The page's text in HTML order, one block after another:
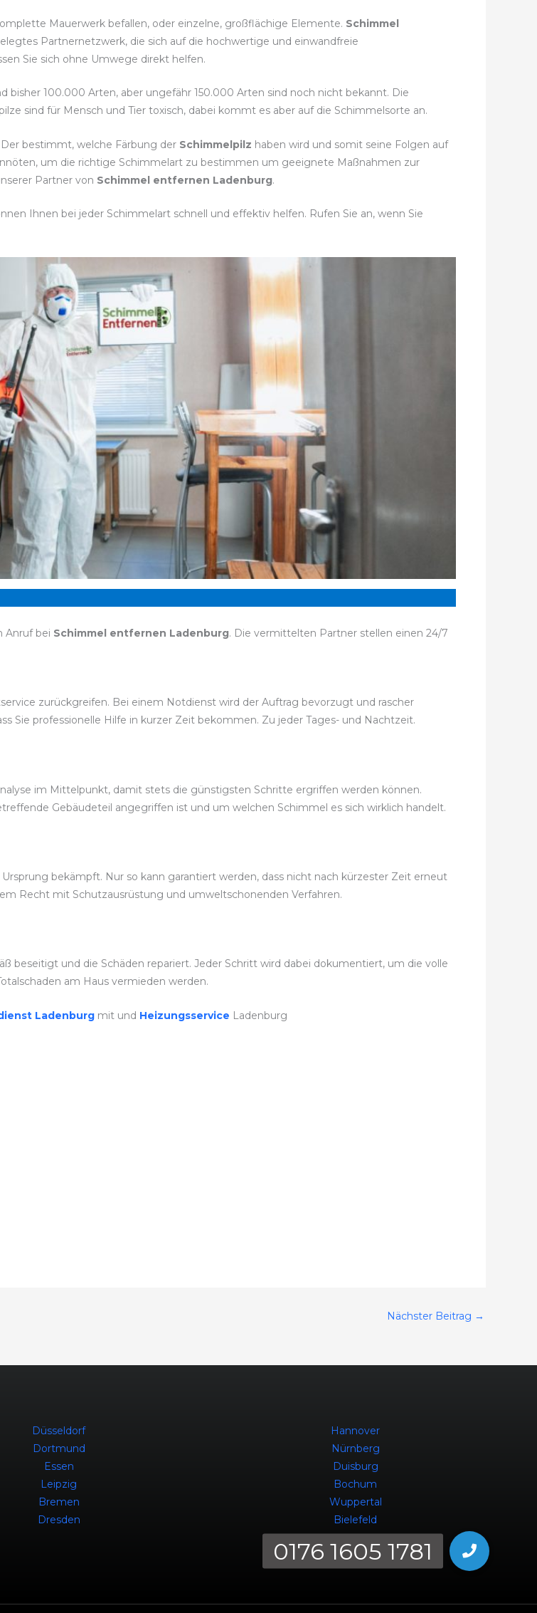
Mauerwerk befallen, oder einzelne, großflächige Elemente. Schimmel
Partnernetzwerk, die sich auf die hochwertige und einwandfreie
Sie sich ohne Umwege direkt helfen.
bisher 100.000 Arten, aber ungefähr 150.000 Arten sind noch nicht bekannt. Die
sind für Mensch und Tier toxisch, dabei kommt es aber auf die Schimmelsorte an.
bestimmt, welche Färbung der Schimmelpilz haben wird und somit seine Folgen auf
um die richtige Schimmelart zu bestimmen um geeignete Maßnahmen zur
Partner von Schimmel entfernen Ladenburg.
Ihnen bei jeder Schimmelart schnell und effektiv helfen. Rufen Sie an, wenn Sie
Anruf bei Schimmel entfernen Ladenburg. Die vermittelten Partner stellen einen 24/7
zurückgreifen. Bei einem Notdienst wird der Auftrag bevorzugt und rascher
Sie professionelle Hilfe in kurzer Zeit bekommen. Zu jeder Tages- und Nachtzeit.
im Mittelpunkt, damit stets die günstigsten Schritte ergriffen werden können.
Gebäudeteil angegriffen ist und um welchen Schimmel es sich wirklich handelt.
bekämpft. Nur so kann garantiert werden, dass nicht nach kürzester Zeit erneut
Recht mit Schutzausrüstung und umweltschonenden Verfahren.
beseitigt und die Schäden repariert. Jeder Schritt wird dabei dokumentiert, um die volle
am Haus vermieden werden.
Ladenburg mit und Heizungsservice Ladenburg
Nächster Beitrag →
Düsseldorf
Dortmund
Essen
Leipzig
Bremen
Dresden
Hannover
Nürnberg
Duisburg
Bochum
Wuppertal
Bielefeld